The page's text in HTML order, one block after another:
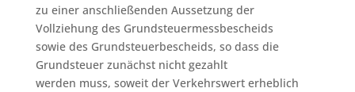
zu einer anschließenden Aussetzung der
Vollziehung des Grundsteuermessbescheids
sowie des Grundsteuerbescheids, so dass die
Grundsteuer zunächst nicht gezahlt
werden muss, soweit der Verkehrswert erheblich